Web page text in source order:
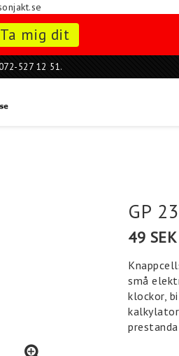
Ta mig dit
527 12 51.
GP
49 SEK
små
klockor,